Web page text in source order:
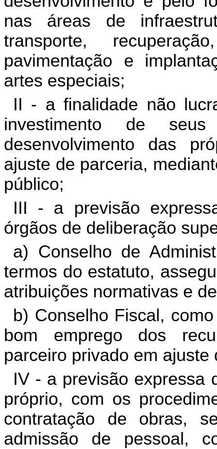
nas áreas de
transporte,
pavimentação e
artes especiais;
II - a finalidade não
investimento de
desenvolvimento das
ajuste de parceria,
público;
III - a previsão
órgãos de deliberação
a) Conselho de
termos do estatuto,
atribuições normativas e
b) Conselho Fiscal,
bom emprego dos
parceiro privado em ajuste
IV - a previsão expressa
próprio, com os
contratação de obras,
admissão de pessoal,